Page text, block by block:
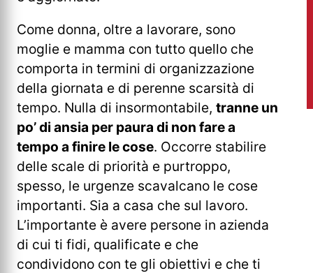
Come donna, oltre a lavorare, sono
moglie e mamma con tutto quello che
comporta in termini di organizzazione
della giornata e di perenne scarsità di
tempo. Nulla di insormontabile, tranne un
po’ di ansia per paura di non fare a
tempo a finire le cose. Occorre stabilire
delle scale di priorità e purtroppo,
spesso, le urgenze scavalcano le cose
importanti. Sia a casa che sul lavoro.
L’importante è avere persone in azienda
di cui ti fidi, qualificate e che
condividono con te gli obiettivi e che ti